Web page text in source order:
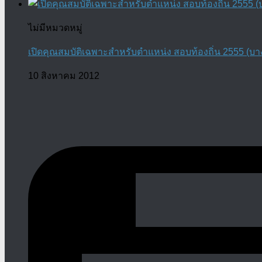
ไม่มีหมวดหมู่
เปิดคุณสมบัติเฉพาะสำหรับตำแหน่ง สอบท้องถิ่น 2555 (บ
10 สิงหาคม 2012